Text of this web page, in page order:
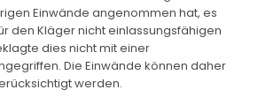
Einwände angenommen hat, es
den Kläger nicht einlassungsfähigen
dies nicht mit einer
Die Einwände können daher
werden.